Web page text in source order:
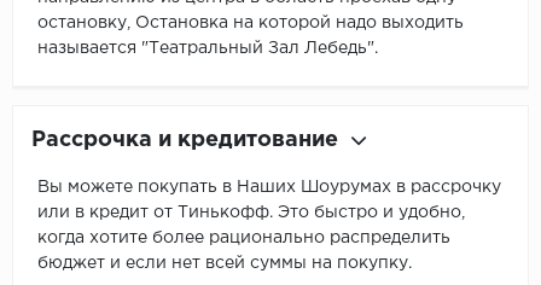
остановку, Остановка на которой надо выходить
называется "Театральный Зал Лебедь".
Рассрочка и кредитование
Вы можете покупать в Наших Шоурумах в рассрочку
или в кредит от Тинькофф. Это быстро и удобно,
когда хотите более рационально распределить
бюджет и если нет всей суммы на покупку.